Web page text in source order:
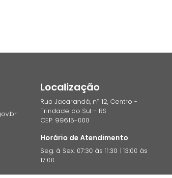
Localização
Rua Jacarandá, nº 12, Centro -
Trindade do Sul - RS
CEP: 99615-000
Horário de Atendimento
Seg. à Sex. 07:30 às 11:30 | 13:00 às
17:00